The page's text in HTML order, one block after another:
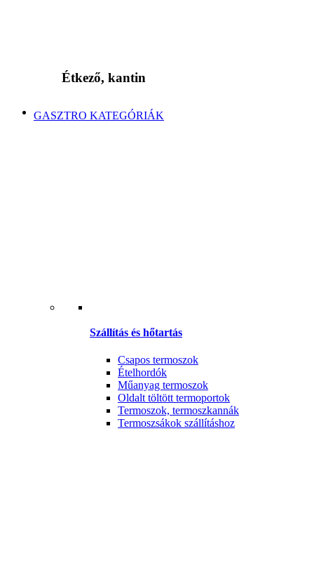
Étkező, kantin
GASZTRO KATEGÓRIÁK
Szállítás és hőtartás
Csapos termoszok
Ételhordók
Műanyag termoszok
Oldalt töltött termoportok
Termoszok, termoszkannák
Termoszsákok szállításhoz